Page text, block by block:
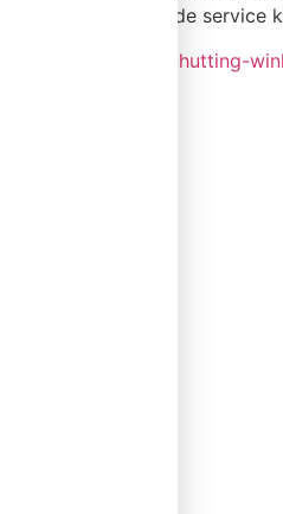
weet u zeker dat u de service
schutting-